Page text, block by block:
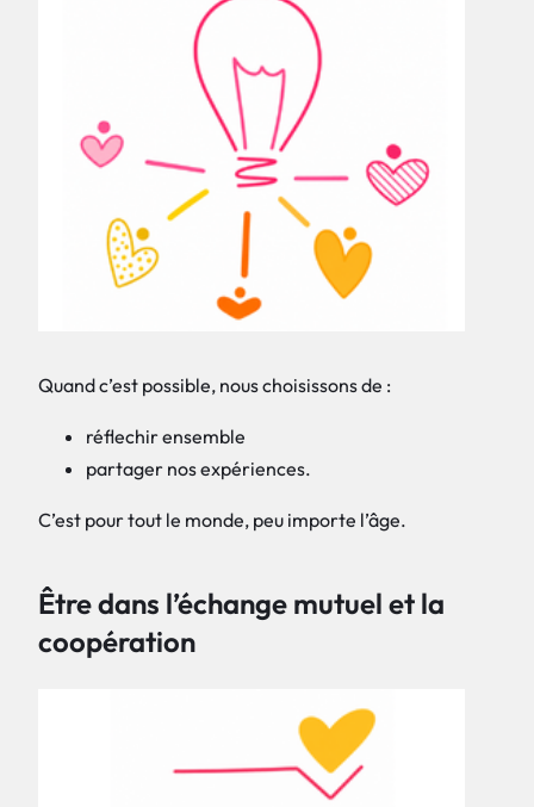
Quand c’est possible, nous choisissons de :
réflechir ensemble
partager nos expériences.
C’est pour tout le monde, peu importe l’âge.
Être dans l’échange mutuel et la
coopération